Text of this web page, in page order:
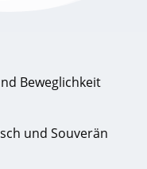
Beweglichkeit
und Souverän